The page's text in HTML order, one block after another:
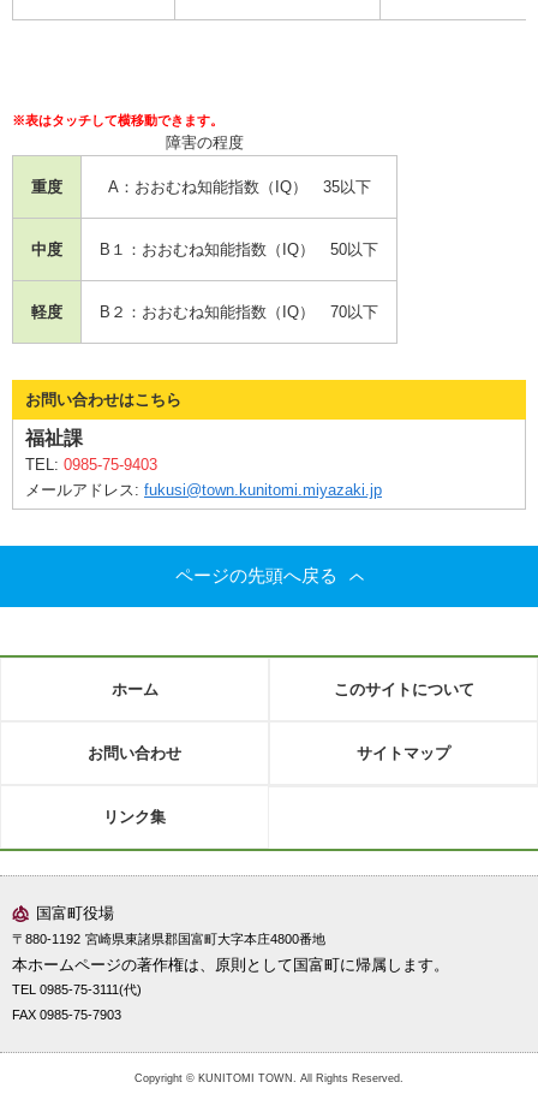
障害の程度
重度 A：おおむね知能指数（IQ） 35以下
中度 B１：おおむね知能指数（IQ） 50以下
軽度 B２：おおむね知能指数（IQ） 70以下
お問い合わせはこちら
福祉課
TEL: 0985-75-9403
メールアドレス: fukusi@town.kunitomi.miyazaki.jp
ページの先頭へ戻る
ホーム このサイトについて
お問い合わせ サイトマップ
リンク集
国富町役場
〒880-1192 宮崎県東諸県郡国富町大字本庄4800番地
本ホームページの著作権は、原則として国富町に帰属します。
TEL 0985-75-3111(代)
FAX 0985-75-7903
Copyright © KUNITOMI TOWN. All Rights Reserved.